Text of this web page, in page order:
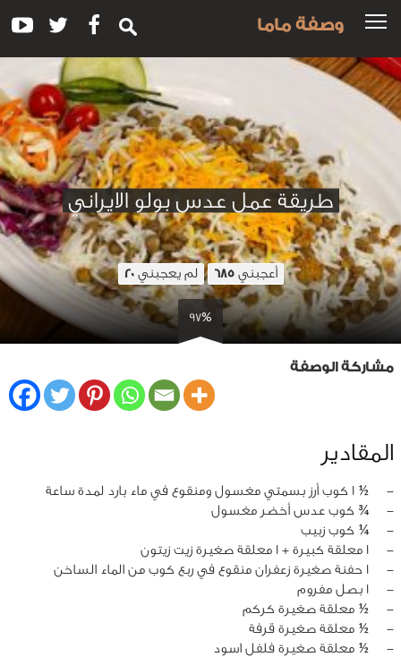
وصفة ماما
طريقة عمل عدس بولو الايراني
أعجبني685 لم يعجبني20
97%
مشاركة الوصفة
المقادير
‏-
½ 1 كوب أرز بسمتي مغسول ومنقوع في ماء بارد لمدة ساعة
‏-
¾ كوب عدس أخضر مغسول
‏-
¼ كوب زبيب
‏-
1 معلقة كبيرة + 1 معلقة صغيرة زيت زيتون
‏-
1 حفنة صغيرة زعفران منقوع في ربع كوب من الماء الساخن
‏-
1 بصل مفروم
‏-
½ معلقة صغيرة كركم
‏-
½ معلقة صغيرة قرفة
‏-
½ معلقة صغيرة فلفل اسود